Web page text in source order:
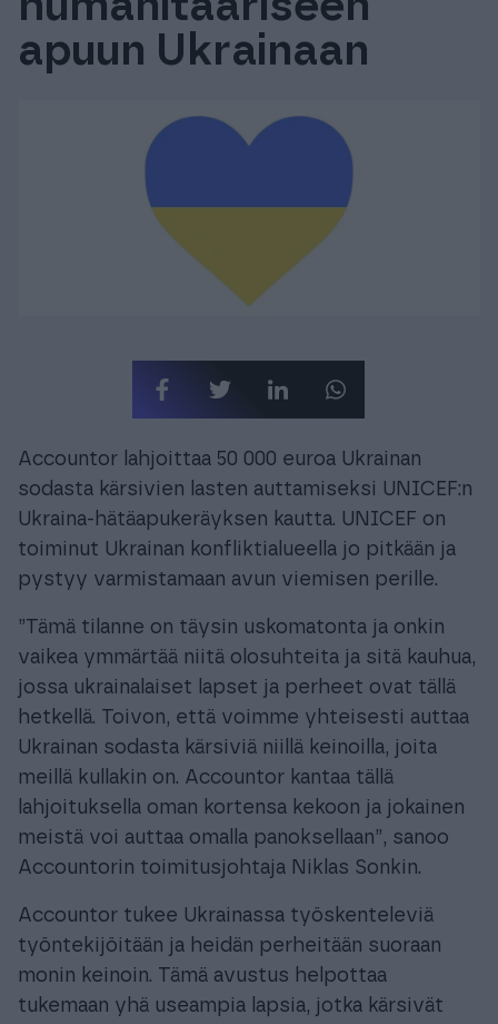
Tuki & Koulutus
Tilaa Procountor
Kirjaudu
apuun Ukrainaan
Accountor lahjoittaa 50 000 euroa Ukrainan
sodasta kärsivien lasten auttamiseksi UNICEF:n
Ukraina-hätäapukeräyksen kautta. UNICEF on
toiminut Ukrainan konfliktialueella jo pitkään ja
pystyy varmistamaan avun viemisen perille.
”Tämä tilanne on täysin uskomatonta ja onkin
vaikea ymmärtää niitä olosuhteita ja sitä kauhua,
jossa ukrainalaiset lapset ja perheet ovat tällä
hetkellä. Toivon, että voimme yhteisesti auttaa
Ukrainan sodasta kärsiviä niillä keinoilla, joita
meillä kullakin on. Accountor kantaa tällä
lahjoituksella oman kortensa kekoon ja jokainen
meistä voi auttaa omalla panoksellaan”, sanoo
Accountorin toimitusjohtaja Niklas Sonkin.
Accountor tukee Ukrainassa työskenteleviä
työntekijöitään ja heidän perheitään suoraan
monin keinoin. Tämä avustus helpottaa
tukemaan yhä useampia lapsia, jotka kärsivät